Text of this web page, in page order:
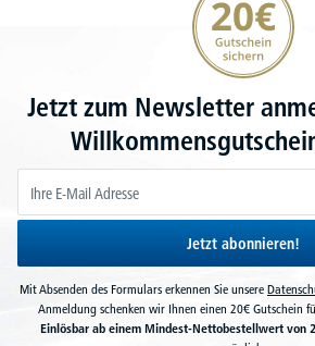
Jetzt zum Newsletter
Jetzt abonnieren!
Mit Absenden des Formulars erkennen Sie unsere
Anmeldung schenken wir Ihnen einen 20€ Gutschein
Einlösbar ab einem Mindest-Nettobestellwert von